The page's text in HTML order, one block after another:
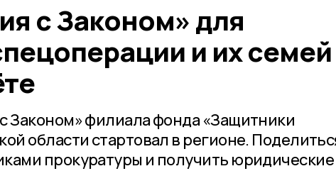
с Законом» для
и их семей
Законом» филиала фонда «Защитники
области стартовал в регионе.
прокуратуры и получить юридические